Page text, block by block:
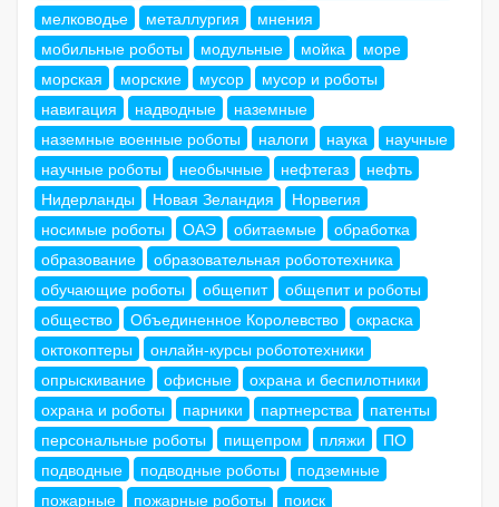
мелководье
металлургия
мнения
мобильные роботы
модульные мойка
море
морская
морские мусор
мусор и роботы
навигация
надводные
наземные
наземные военные роботы
налоги наука
научные
научные роботы
необычные нефтегаз
нефть
Нидерланды
Новая Зеландия
Норвегия
носимые роботы
ОАЭ обитаемые
обработка
образование
образовательная робототехника
обучающие роботы
общепит
общепит и роботы
общество
Объединенное Королевство
окраска
октокоптеры
онлайн-курсы робототехники
опрыскивание
офисные
охрана и беспилотники
охрана и роботы
парники партнерства
патенты
персональные роботы
пищепром пляжи
ПО
подводные
подводные роботы
подземные
пожарные
пожарные роботы
поиск